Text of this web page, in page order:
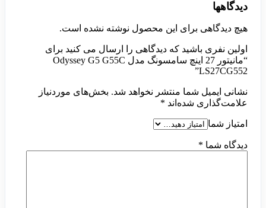
دیدگاهها
هیچ دیدگاهی برای این محصول نوشته نشده است.
اولین نفری باشید که دیدگاهی را ارسال می کنید برای
“مانیتور 27 اینچ سامسونگ مدل Odyssey G5 G55C
LS27CG552”
نشانی ایمیل شما منتشر نخواهد شد. بخش‌های موردنیاز
علامت‌گذاری شده‌اند *
امتیاز شما
دیدگاه شما *